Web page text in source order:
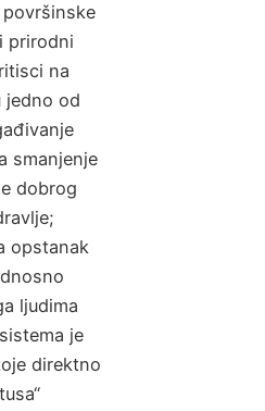
prirodni
na
jedno od
smanjenje
dobrog
opstanak
ljudima
je
direktno